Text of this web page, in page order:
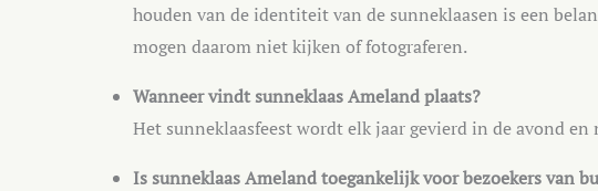
houden van de identiteit van de sunneklaasen is een
mogen daarom niet kijken of fotograferen.
Wanneer vindt sunneklaas Ameland plaats?
Het sunneklaasfeest wordt elk jaar gevierd in de avond
Is sunneklaas Ameland toegankelijk voor bezoekers van